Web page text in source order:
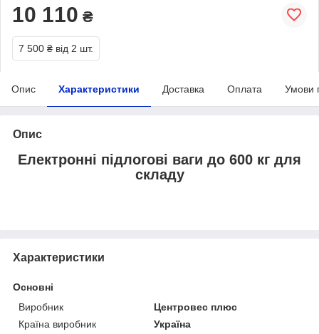
10 110 ₴
7 500 ₴ від 2 шт.
Опис Характеристики Доставка Оплата Умови
Опис
Електронні підлогові ваги до 600 кг для
складу
Характеристики
Основні
Виробник
Центровес плюс
Країна виробник
Україна